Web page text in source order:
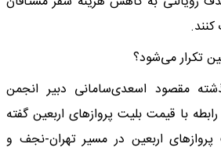
تکرار می‌شود؟
مقصود اسعدی‌سامانی دبیر انجمن
با قیمت بلیت پروازهای اربعین گفته
اربعین در مسیر تهران-نجف و